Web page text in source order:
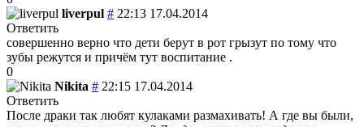
liverpul # 22:13 17.04.2014
Ответить
совершенно верно что дети берут в рот грызут по тому что
зубы режутся и причём тут воспитание .
0
Nikita # 22:15 17.04.2014
Ответить
После драки так любят кулаками размахивать! А где вы были,